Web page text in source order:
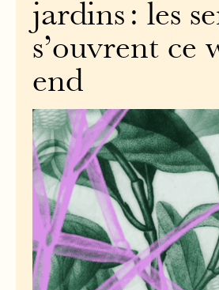
jardins : les
s’ouvrent ce
end